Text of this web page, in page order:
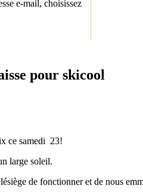
e-mail, choisissez
pour skicool
ce samedi 23!
large soleil.
de fonctionner et de nous